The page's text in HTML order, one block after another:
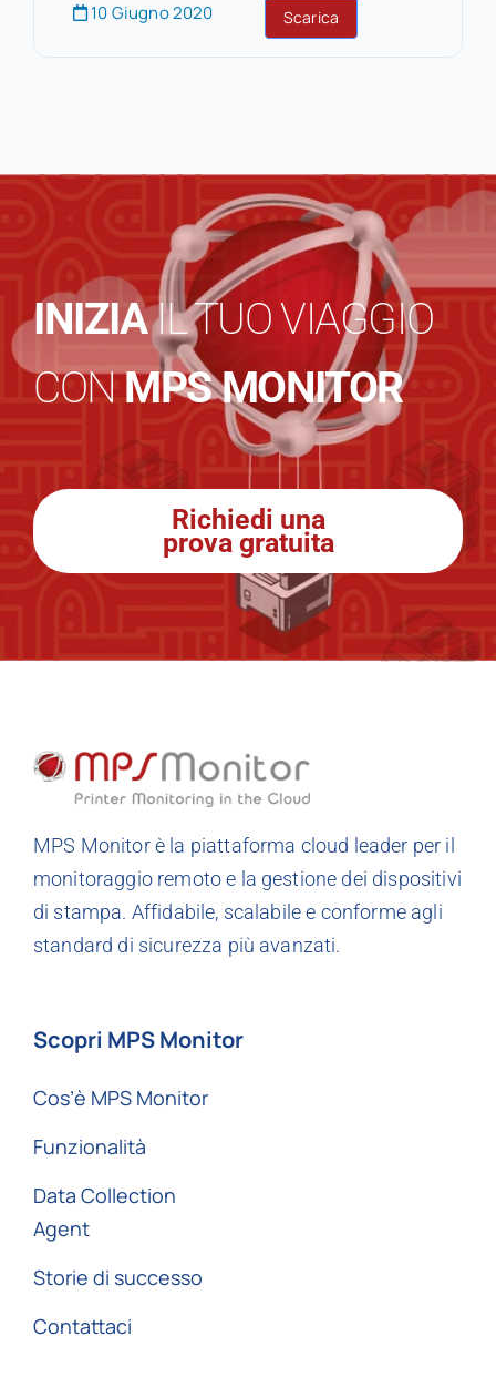
10 Giugno 2020 Scarica
INIZIAIL TUO VIAGGIO
CONMPS MONITOR
Richiedi una
prova gratuita
MPS Monitor è la piattaforma cloud leader per il
monitoraggio remoto e la gestione dei dispositivi
di stampa. Affidabile, scalabile e conforme agli
standard di sicurezza più avanzati.
Scopri MPS Monitor
Cos’è MPS Monitor
Funzionalità
Data Collection
Agent
Storie di successo
Contattaci